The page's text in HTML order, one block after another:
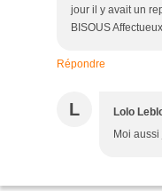
jour il y avait un
BISOUS
Répondre
L Lolo
Moi